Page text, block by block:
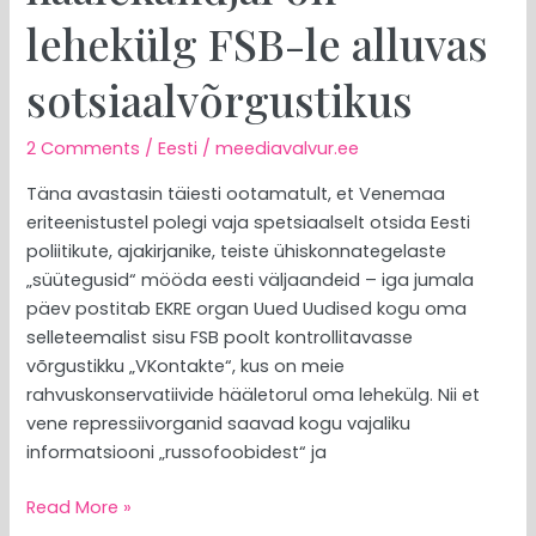
lehekülg FSB-le alluvas
sotsiaalvõrgustikus
2 Comments /Eesti /meediavalvur.ee
Täna avastasin täiesti ootamatult, et Venemaa
eriteenistustel polegi vaja spetsiaalselt otsida Eesti
poliitikute, ajakirjanike, teiste ühiskonnategelaste
„süütegusid“ mööda eesti väljaandeid – iga jumala
päev postitab EKRE organ Uued Uudised kogu oma
selleteemalist sisu FSB poolt kontrollitavasse
võrgustikku „VKontakte“, kus on meie
rahvuskonservatiivide hääletorul oma lehekülg. Nii et
vene repressiivorganid saavad kogu vajaliku
informatsiooni „russofoobidest“ ja
Read More »